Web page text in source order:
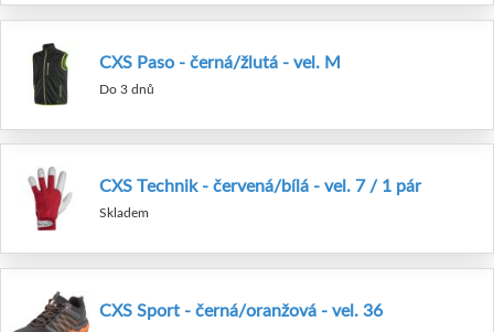
CXS Paso - černá/žlutá - vel. M
Do 3 dnů
CXS Technik - červená/bílá - vel. 7 / 1 pár
Skladem
CXS Sport - černá/oranžová - vel. 36